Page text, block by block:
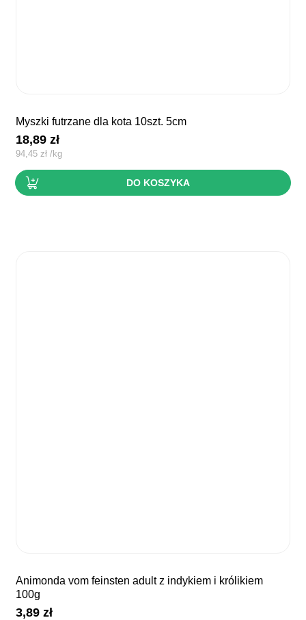
myszki futrzane dla kota 10szt. 5cm
18,89zł
94,45zł /kg
DO KOSZYKA
animonda vom feinsten adult z indykiem i królikiem
100g
3,89zł